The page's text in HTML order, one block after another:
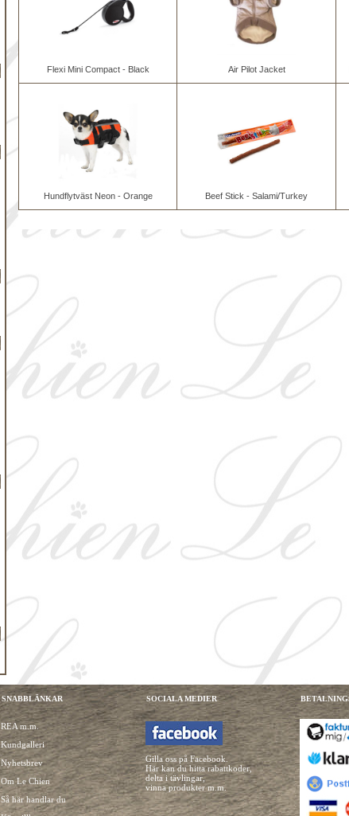
Flexi Mini Compact - Black Air Pilot Jacket
Hundflytväst Neon - Orange Beef Stick - Salami/Turkey
SNABBLÄNKAR
REA m.m.
Kundgalleri
Nyhetsbrev
Om Le Chien
Så här handlar du
SOCIALA MEDIER
Gilla oss på Facebook.
Här kan du hitta rabattkoder,
delta i tävlingar,
vinna produkter m.m.